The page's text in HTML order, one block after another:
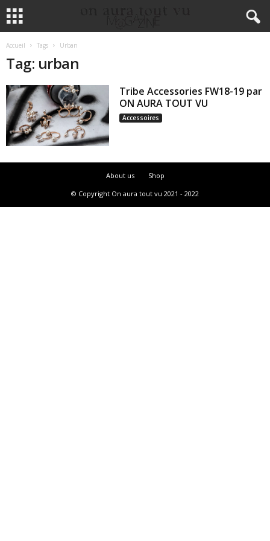
Accueil Tags Urban
Tag: urban
Tribe Accessories FW18-19 par
ON AURA TOUT VU
Accessoires
About us
Shop
© Copyright On aura tout vu 2021 - 2022